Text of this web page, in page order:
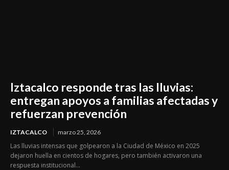
Iztacalco responde tras las lluvias:
entregan apoyos a familias afectadas y
refuerzan prevención
IZTACALCO marzo 25, 2026
Las lluvias intensas que golpearon a la Ciudad de México en 2025
dejaron huella en cientos de hogares, pero también activaron una
respuesta institucional...